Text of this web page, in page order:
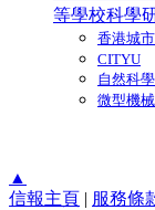
等學校科學
香港城
CITYU
自然科
微型機械
▲
信報主頁 | 服務條